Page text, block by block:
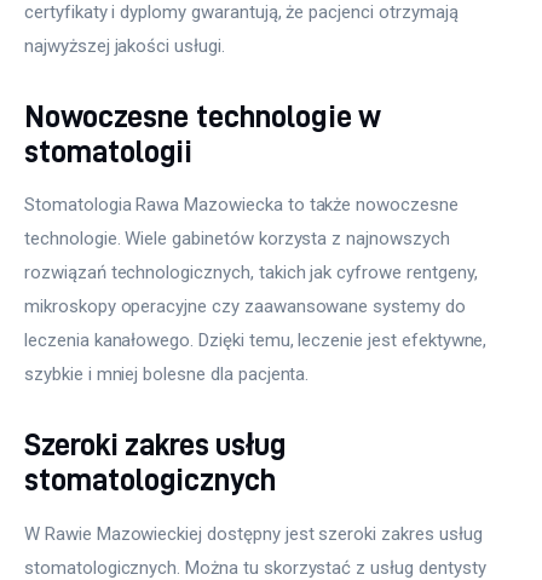
certyfikaty i dyplomy gwarantują, że pacjenci otrzymają
najwyższej jakości usługi.
Nowoczesne technologie w
stomatologii
Stomatologia Rawa Mazowiecka to także nowoczesne
technologie. Wiele gabinetów korzysta z najnowszych
rozwiązań technologicznych, takich jak cyfrowe rentgeny,
mikroskopy operacyjne czy zaawansowane systemy do
leczenia kanałowego. Dzięki temu, leczenie jest efektywne,
szybkie i mniej bolesne dla pacjenta.
Szeroki zakres usług
stomatologicznych
W Rawie Mazowieckiej dostępny jest szeroki zakres usług
stomatologicznych. Można tu skorzystać z usług dentysty